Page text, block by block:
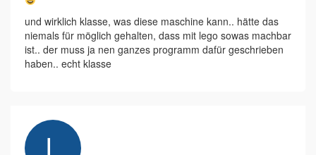
und wirklich klasse, was diese maschine kann.. hätte das
niemals für möglich gehalten, dass mit lego sowas machbar
ist.. der muss ja nen ganzes programm dafür geschrieben
haben.. echt klasse